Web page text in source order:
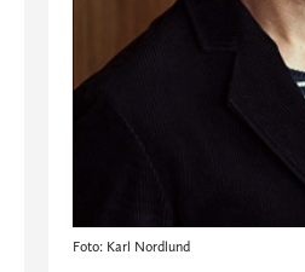
Foto: Karl Nordlund